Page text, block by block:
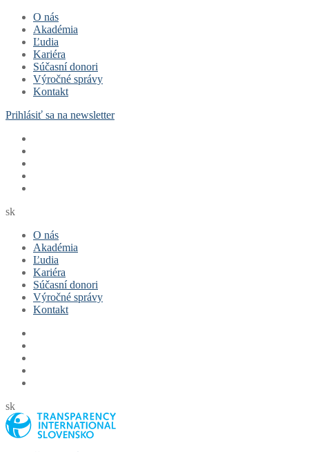
Preskočiť
obsah
Menu
ZavrieťO nás
Akadémia
Ľudia
Kariéra
Súčasní donori
Výročné správy
Kontakt
Prihlásiť sa na newsletter
sk
O nás
Akadémia
Ľudia
Kariéra
Súčasní donori
Výročné správy
Kontakt
sk